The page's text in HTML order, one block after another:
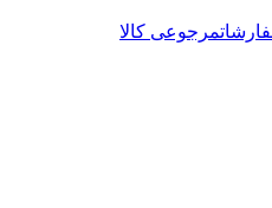
مرجوعی کالا